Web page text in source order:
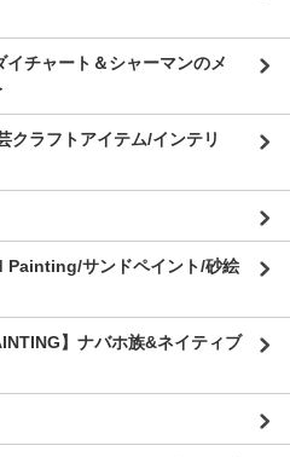
チャート＆シャーマンのメ
クラフトアイテム/インテリ
Painting/サンドペイント/砂絵
】ナバホ族&ネイティブ